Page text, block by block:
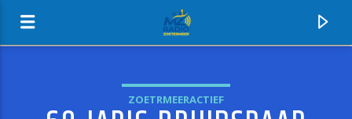
ZOETRMEERACTIEF